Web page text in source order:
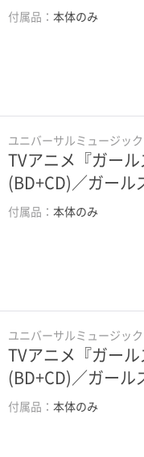
付属品：本体のみ
ユニバーサルミュージック
TVアニメ『ガー
(BD+CD)／ガール
付属品：本体のみ
ユニバーサルミュージック
TVアニメ『ガー
(BD+CD)／ガール
付属品：本体のみ